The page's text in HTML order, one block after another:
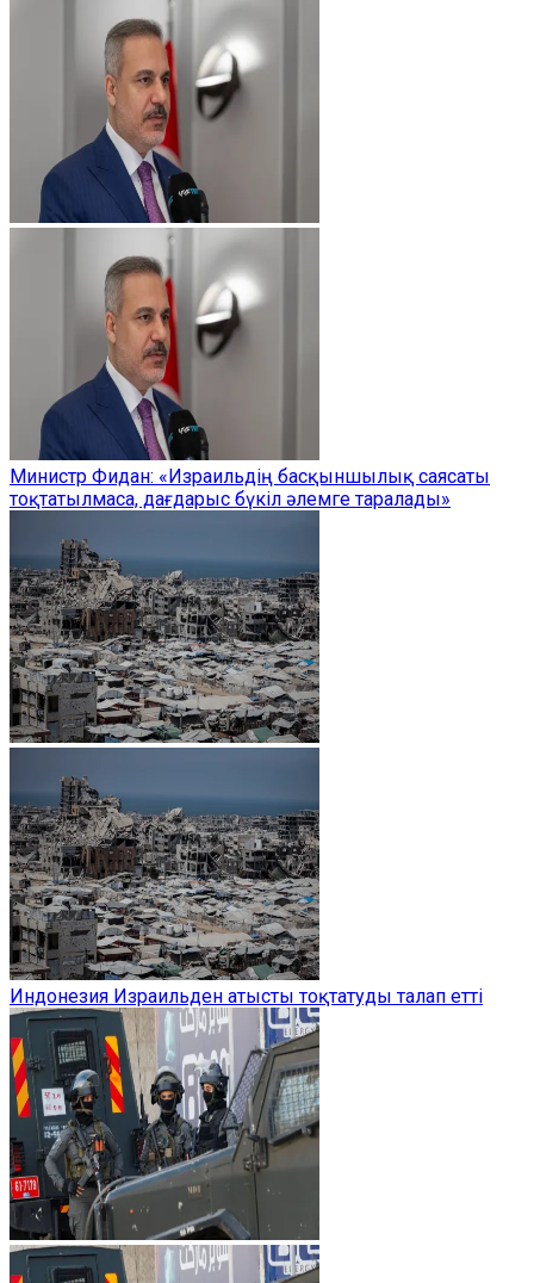
Министр Фидан: «Израильдің басқыншылық саясаты
тоқтатылмаса, дағдарыс бүкіл әлемге таралады»
Индонезия Израильден атысты тоқтатуды талап етті